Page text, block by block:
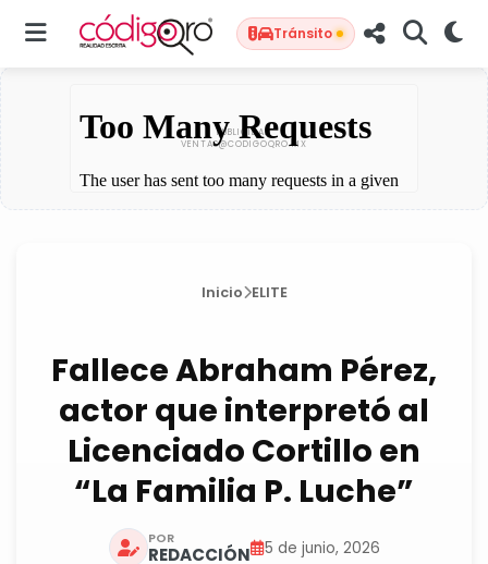
Tránsito
Inicio ELITE
Fallece Abraham Pérez,
actor que interpretó al
Licenciado Cortillo en
“La Familia P. Luche”
POR
REDACCIÓN 5 de junio, 2026